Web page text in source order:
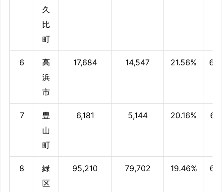
久
比
町
6
高
浜
市
17,684 14,547 21.56%
7
豊
山
町
6,181 5,144 20.16%
8
緑
区
95,210 79,702 19.46%